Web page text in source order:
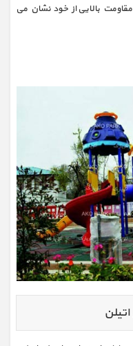
بالایی از خود نشان می